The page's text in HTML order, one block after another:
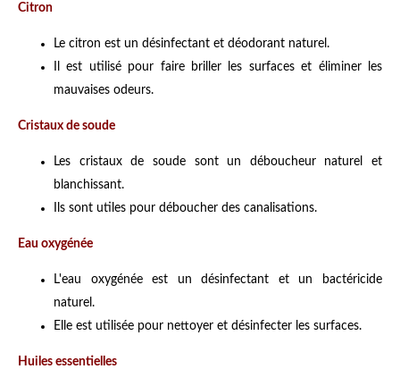
Citron
Le citron est un désinfectant et déodorant naturel.
Il est utilisé pour faire briller les surfaces et éliminer les
mauvaises odeurs.
Cristaux de soude
Les cristaux de soude sont un déboucheur naturel et
blanchissant.
Ils sont utiles pour déboucher des canalisations.
Eau oxygénée
L'eau oxygénée est un désinfectant et un bactéricide
naturel.
Elle est utilisée pour nettoyer et désinfecter les surfaces.
Huiles essentielles